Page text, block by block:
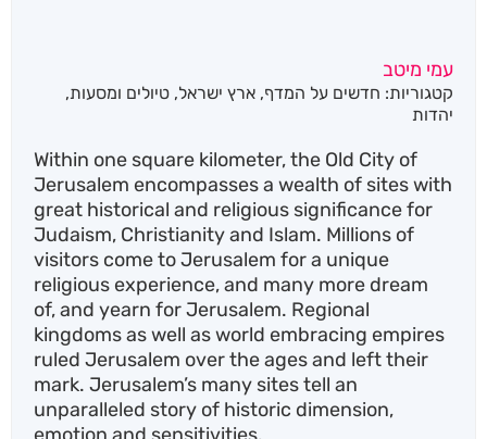
עמי מיטב
קטגוריות: חדשים על המדף, ארץ ישראל, טיולים ומסעות,
יהדות
Within one square kilometer, the Old City of
Jerusalem encompasses a wealth of sites with
great historical and religious significance for
Judaism, Christianity and Islam. Millions of
visitors come to Jerusalem for a unique
religious experience, and many more dream
of, and yearn for Jerusalem. Regional
kingdoms as well as world embracing empires
ruled Jerusalem over the ages and left their
mark. Jerusalem’s many sites tell an
unparalleled story of historic dimension,